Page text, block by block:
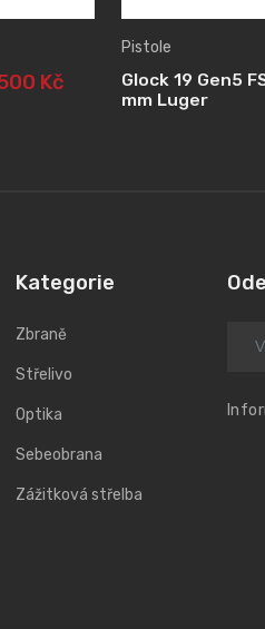
Kč
Pistole
Glock 19 Gen5
mm Luger
Kategorie
Zbraně
Střelivo
Optika
Sebeobrana
Zážitková střelba